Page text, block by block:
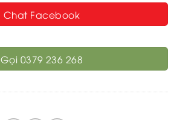
Chat Facebook
Gọi 0379 236 268